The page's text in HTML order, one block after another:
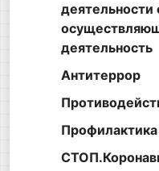
деятельности
деятельность
Антитеррор